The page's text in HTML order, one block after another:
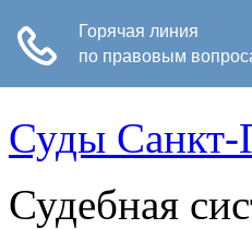
Суды Санкт-
Судебная